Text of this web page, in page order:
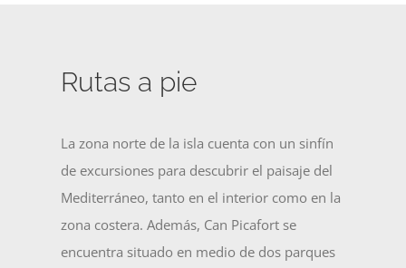
Rutas a pie
La zona norte de la isla cuenta con un sinfín
de excursiones para descubrir el paisaje del
Mediterráneo, tanto en el interior como en la
zona costera. Además, Can Picafort se
encuentra situado en medio de dos parques